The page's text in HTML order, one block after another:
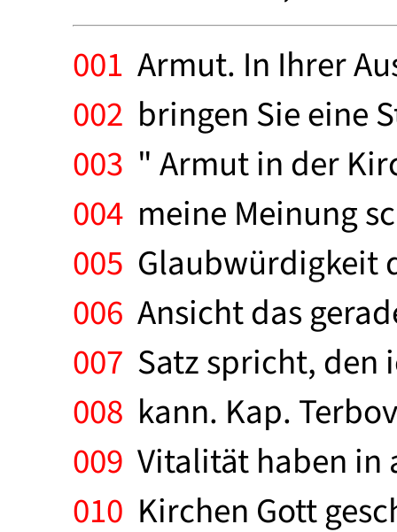
001 Armut. In Ihrer
002 bringen Sie eine
003 " Armut in der
004 meine Meinung
005 Glaubwürdigkeit
006 Ansicht das
007 Satz spricht, den
008 kann. Kap.
009 Vitalität haben in
010 Kirchen Gott